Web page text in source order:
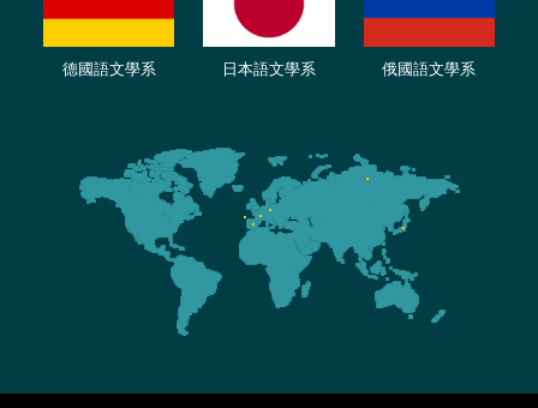
德國語文學系 日本語文學系 俄國語文學系